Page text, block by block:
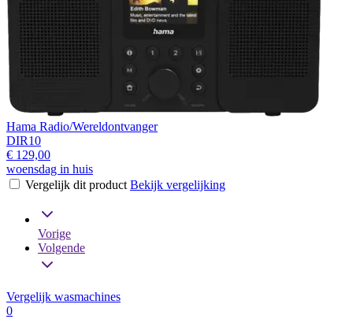
Hama Radio/Wereldontvanger
DIR10
€ 129,00
woensdag in huis
Vergelijk dit product Bekijk vergelijking
Vorige
Volgende
Vergelijk wasmachines
0